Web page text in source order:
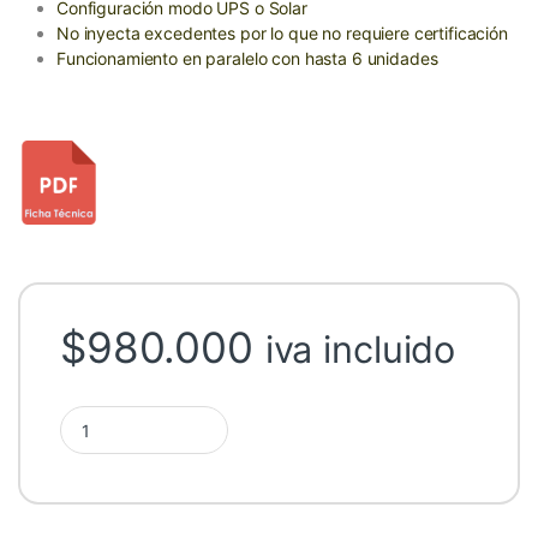
Configuración modo UPS o Solar
No inyecta excedentes por lo que no requiere certificación
Funcionamiento en paralelo con hasta 6 unidades
$980.000 iva incluido
Inversor Cargador Felicity Solar 8kW 48V MPPT quantity